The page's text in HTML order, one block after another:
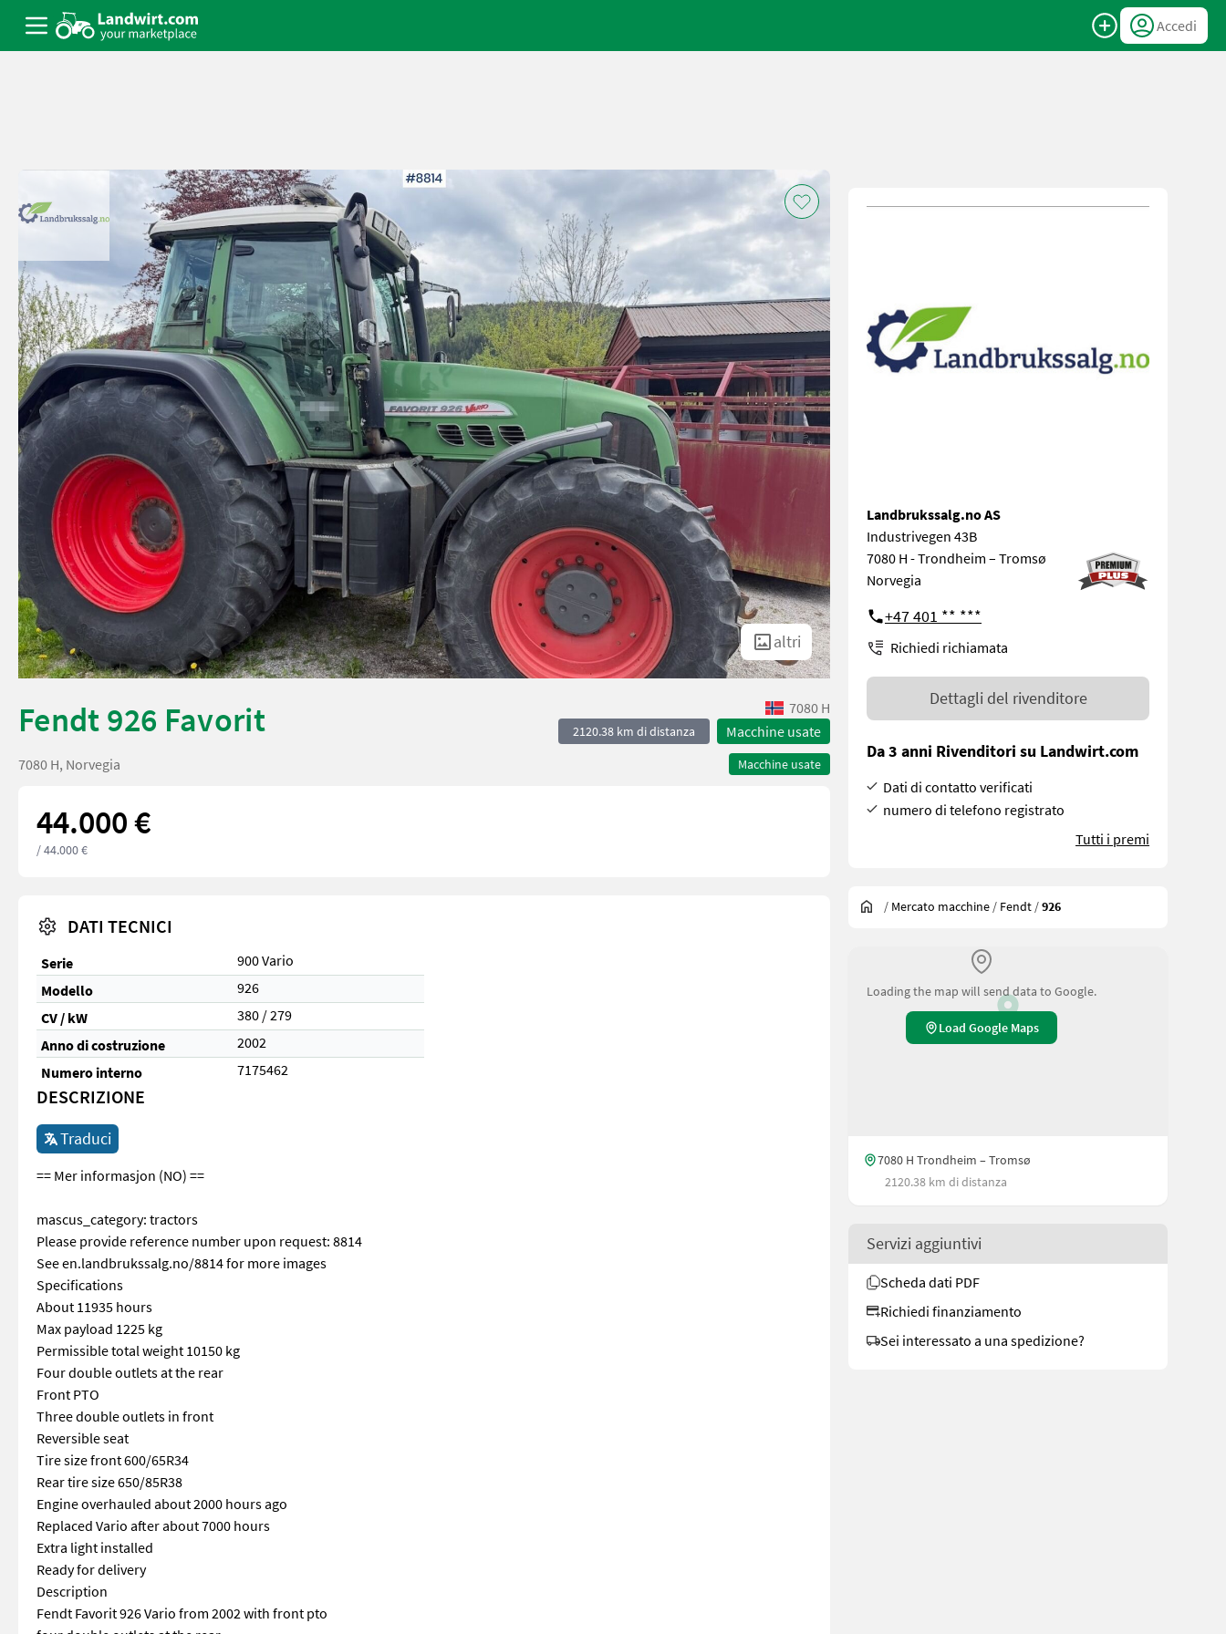
Accedi
altri
Fendt 926 Favorit 7080 H
2120.38 km di distanza Macchine usate
Macchine usate
7080 H, Norvegia
44.000 €
/ 44.000 €
DATI TECNICI
Serie
900 Vario
Modello
926
CV / kW
380 / 279
Anno di costruzione
2002
Numero interno
7175462
DESCRIZIONE
Traduci
== Mer informasjon (NO) ==
mascus_category: tractors
Please provide reference number upon request: 8814
See en.landbrukssalg.no/8814 for more images
Specifications
About 11935 hours
Max payload 1225 kg
Permissible total weight 10150 kg
Four double outlets at the rear
Front PTO
Three double outlets in front
Reversible seat
Tire size front 600/65R34
Rear tire size 650/85R38
Engine overhauled about 2000 hours ago
Replaced Vario after about 7000 hours
Extra light installed
Ready for delivery
Description
Fendt Favorit 926 Vario from 2002 with front pto
Landbrukssalg.no AS
Industrivegen 43B
7080 H - Trondheim – Tromsø
Norvegia
+47 401 ** ***
Richiedi richiamata
Dettagli del rivenditore
Da 3 anni Rivenditori su Landwirt.com
Dati di contatto verificati
numero di telefono registrato
Tutti i premi
/ Mercato macchine / Fendt /926
Loading the map will send data to Google.
Load Google Maps
7080 H Trondheim – Tromsø
2120.38 km di distanza
Servizi aggiuntivi
Scheda dati PDF
Richiedi finanziamento
Sei interessato a una spedizione?